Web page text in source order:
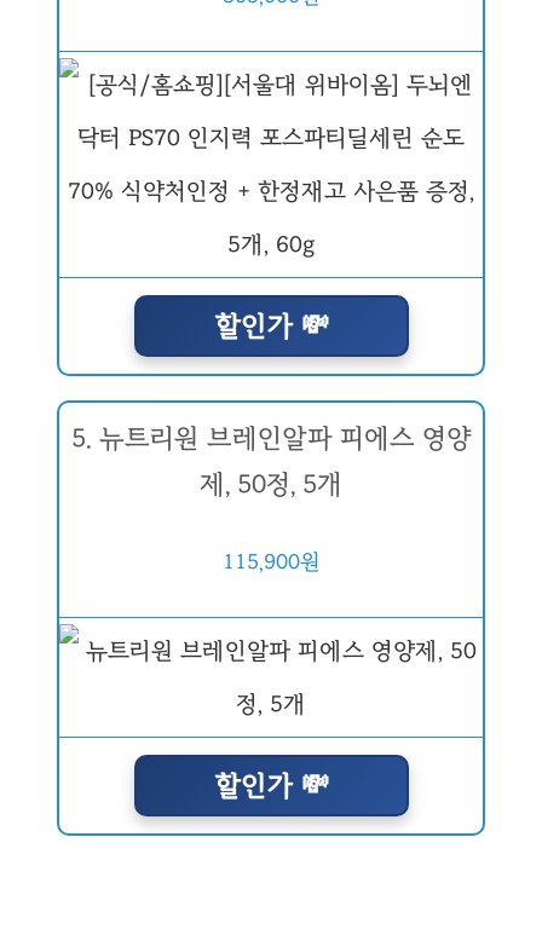
할인가 💸
5. 뉴트리원 브레인알파 피에스 영양
제, 50정, 5개
115,900원
할인가 💸